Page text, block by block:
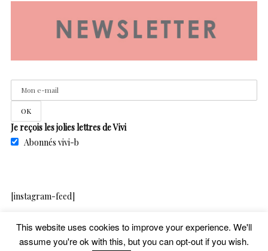
Je reçois les jolies lettres de Vivi
Abonnés vivi-b
[instagram-feed]
This website uses cookies to improve your experience. We'll
assume you're ok with this, but you can opt-out if you wish.